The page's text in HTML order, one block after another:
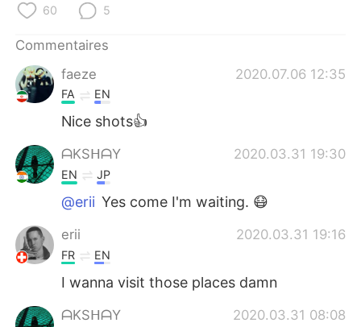
60 5
Commentaires
faeze
2020.07.06 12:35
FA EN
Nice shots👍
ᗩKSᕼᗩY 2020.03.31 19:30
EN JP
@erii Yes come I'm waiting. 😷
erii 2020.03.31 19:16
FR EN
I wanna visit those places damn
ᗩKSᕼᗩY 2020.03.31 08:08